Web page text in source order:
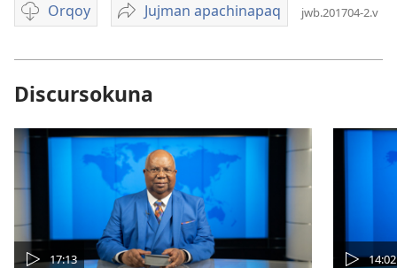
Orqoy
Opciones
descarga
de
video
Jujman apachinapaq
Patrick
Jehová
chayqa
imapas
atikuqllan
jwb.201704-2.v
Discursokuna
17:13 14:02